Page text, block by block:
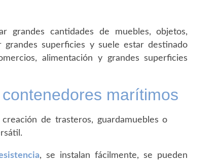
grandes cantidades de muebles, objetos,
superficies y suele estar destinado
alimentación y grandes superficies
marítimos
de trasteros, guardamuebles o
, se instalan fácilmente, se pueden